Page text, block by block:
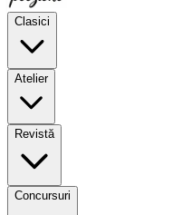
Clasici
Atelier
Revistă
Concursuri